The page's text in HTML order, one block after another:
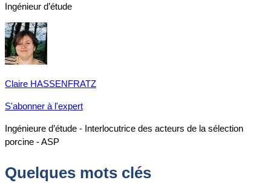
Ingénieur d’étude
Claire HASSENFRATZ
S'abonner à l'expert
Ingénieure d’étude - Interlocutrice des acteurs de la sélection
porcine - ASP
Quelques mots clés